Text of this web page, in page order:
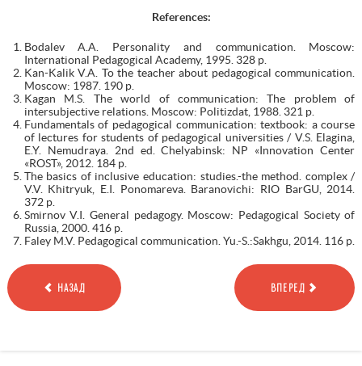
References:
Bodalev A.A. Personality and communication. Moscow:
International Pedagogical Academy, 1995. 328 p.
Kan-Kalik V.A. To the teacher about pedagogical communication.
Moscow: 1987. 190 p.
Kagan M.S. The world of communication: The problem of
intersubjective relations. Moscow: Politizdat, 1988. 321 p.
Fundamentals of pedagogical communication: textbook: a course
of lectures for students of pedagogical universities / V.S. Elagina,
E.Y. Nemudraya. 2nd ed. Chelyabinsk: NP «Innovation Center
«ROST», 2012. 184 p.
The basics of inclusive education: studies.-the method. complex /
V.V. Khitryuk, E.I. Ponomareva. Baranovichi: RIO BarGU, 2014.
372 p.
Smirnov V.I. General pedagogy. Moscow: Pedagogical Society of
Russia, 2000. 416 p.
Faley M.V. Pedagogical communication. Yu.-S.:Sakhgu, 2014. 116 p.
НАЗАД ВПЕРЕД